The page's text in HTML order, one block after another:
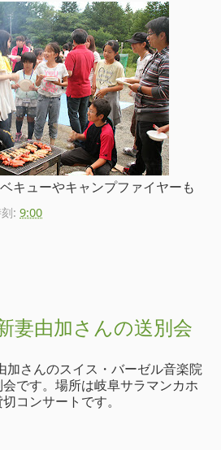
キューやキャンプファイヤーも
: 9:00
妻由加さんの送別会
加さんのスイス・バーゼル音楽院
です。場所は岐阜サラマンカホ
コンサートです。